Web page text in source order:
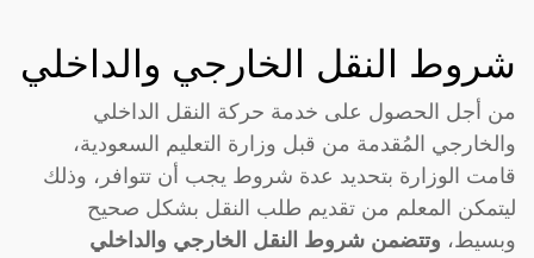
شروط النقل الخارجي والداخلي
من أجل الحصول على خدمة حركة النقل الداخلي
والخارجي المُقدمة من قبل وزارة التعليم السعودية،
قامت الوزارة بتحديد عدة شروط يجب أن تتوافر، وذلك
ليتمكن المعلم من تقديم طلب النقل بشكل صحيح
وبسيط، وتتضمن شروط النقل الخارجي والداخلي